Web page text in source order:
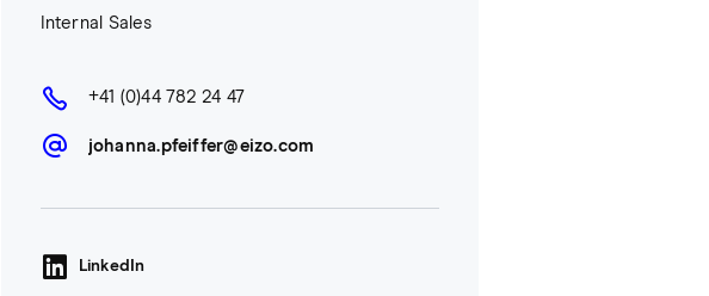
Internal Sales
+41 (0)44 782 24 47
johanna.pfeiffer@eizo.com
LinkedIn